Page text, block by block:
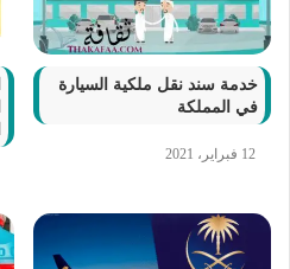
خدمة سند نقل ملكية السيارة
في المملكة
12 فبراير، 2021